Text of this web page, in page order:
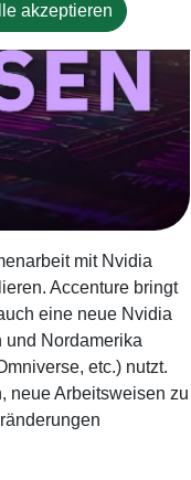
mit Nvidia
Accenture bringt
eine neue Nvidia
und Nordamerika
etc.) nutzt.
neue Arbeitsweisen zu
akzeptieren